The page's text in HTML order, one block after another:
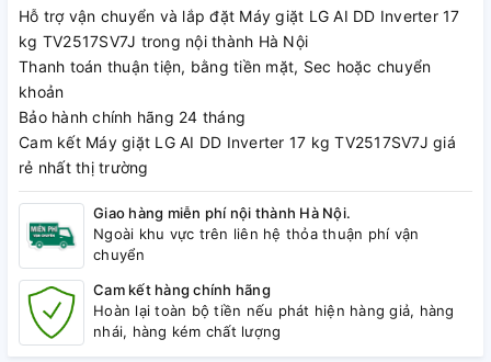
Hỗ trợ vận chuyển và lắp đặt Máy giặt LG AI DD Inverter 17
kg TV2517SV7J trong nội thành Hà Nội
Thanh toán thuận tiện, bằng tiền mặt, Sec hoặc chuyển
khoản
Bảo hành chính hãng 24 tháng
Cam kết Máy giặt LG AI DD Inverter 17 kg TV2517SV7J giá
rẻ nhất thị trường
Giao hàng miễn phí nội thành Hà Nội.
Ngoài khu vực trên liên hệ thỏa thuận phí vận
chuyển
Cam kết hàng chính hãng
Hoàn lại toàn bộ tiền nếu phát hiện hàng giả, hàng
nhái, hàng kém chất lượng